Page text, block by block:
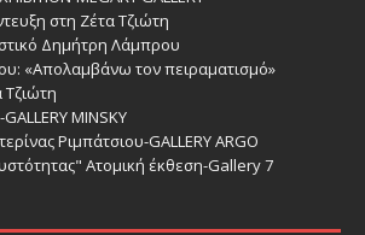
στη Ζέτα Τζιώτη
Δημήτρη Λάμπρου
«Απολαμβάνω τον πειραματισμό»
Τζιώτη
MINSKY
Ριμπάτσιου-GALLERY ARGO
Ατομική έκθεση-Gallery 7